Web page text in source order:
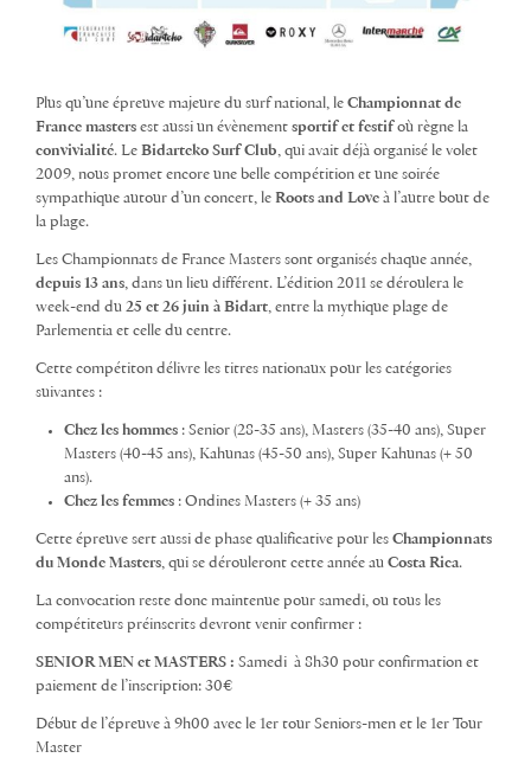
Plus qu’une épreuve majeure du surf national, le Championnat de
France masters est aussi un évènement sportif et festif où règne la
convivialité. Le Bidarteko Surf Club, qui avait déjà organisé le volet
2009, nous promet encore une belle compétition et une soirée
sympathique autour d’un concert, le Roots and Love à l’autre bout de
la plage.
Les Championnats de France Masters sont organisés chaque année,
depuis 13 ans, dans un lieu différent. L’édition 2011 se déroulera le
week-end du 25 et 26 juin à Bidart, entre la mythique plage de
Parlementia et celle du centre.
Cette compétiton délivre les titres nationaux pour les catégories
suivantes :
Chez les hommes : Senior (28-35 ans), Masters (35-40 ans), Super
Masters (40-45 ans), Kahunas (45-50 ans), Super Kahunas (+ 50
ans).
Chez les femmes : Ondines Masters (+ 35 ans)
Cette épreuve sert aussi de phase qualificative pour les Championnats
du Monde Masters, qui se dérouleront cette année au Costa Rica.
La convocation reste donc maintenue pour samedi, ou tous les
compétiteurs préinscrits devront venir confirmer :
SENIOR MEN et MASTERS : Samedi à 8h30 pour confirmation et
paiement de l’inscription: 30€
Début de l’épreuve à 9h00 avec le 1er tour Seniors-men et le 1er Tour
Master